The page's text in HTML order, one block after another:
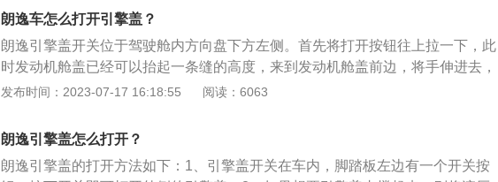
增压发动机+6速DSS智能变速箱两种组合，最大功率分别为121kW/5600rpm和9
2kW/5800rpm。
朗逸车怎么打开引擎盖？
朗逸引擎盖开关位于驾驶舱内方向盘下方左侧。首先将打开按钮往上拉一下，此
时发动机舱盖已经可以抬起一条缝的高度，来到发动机舱盖前边，将手伸进去，
里面有个扳手往上方扣，即可打开引擎盖。以下是关于朗逸的相关介绍：1、朗
m、1765mm、1460mm，轴距是2610mm，动力方面，大众朗逸搭载的是1.6L直
列四缸多点电喷发动机，最大功率77千瓦，最大扭矩155牛米。
发布时间：2023-07-17 16:18:55 阅读：6063
朗逸引擎盖怎么打开？
朗逸引擎盖的打开方法如下：1、引擎盖开关在车内，脚踏板左边有一个开关按